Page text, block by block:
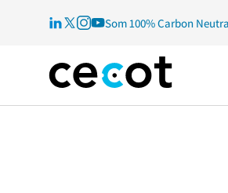
Som 100% Carbon